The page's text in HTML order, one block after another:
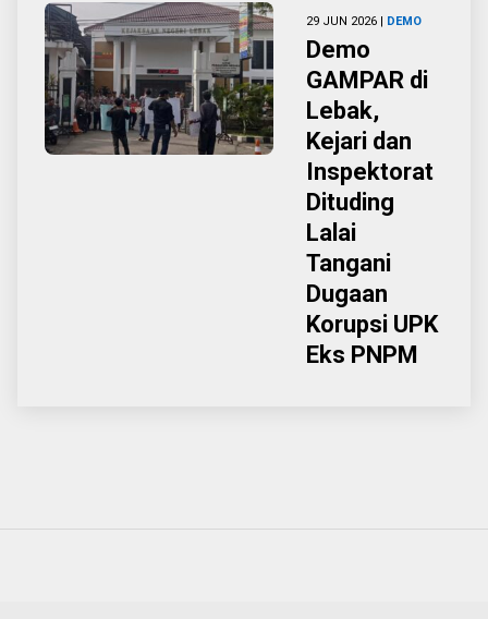
29 JUN 2026 | DEMO
Demo
GAMPAR di
Lebak,
Kejari dan
Inspektorat
Dituding
Lalai
Tangani
Dugaan
Korupsi UPK
Eks PNPM